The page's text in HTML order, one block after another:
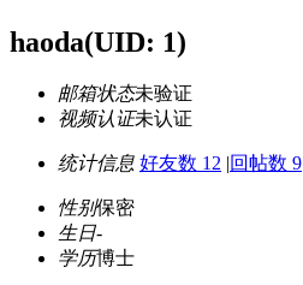
haoda(UID: 1)
邮箱状态未验证
视频认证未认证
统计信息 好友数 12 |回帖数 9
性别保密
生日-
学历博士